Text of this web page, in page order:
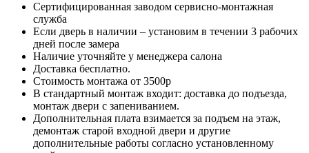
Сертифицированная заводом сервисно-монтажная
служба
Если дверь в наличии – установим в течении 3 рабочих
дней после замера
Наличие уточняйте у менеджера салона
Доставка бесплатно.
Стоимость монтажа от 3500р
В стандартный монтаж входит: доставка до подъезда,
монтаж двери с запениванием.
Дополнительная плата взимается за подъем на этаж,
демонтаж старой входной двери и другие
дополнительные работы согласно установленному